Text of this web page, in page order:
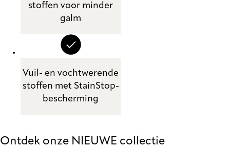
stoffen voor minder
galm
Vuil- en vochtwerende
stoffen met StainStop-
bescherming
Ontdek onze NIEUWE collectie